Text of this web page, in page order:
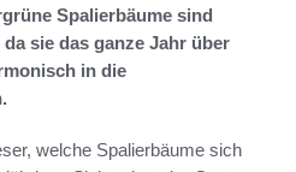
Spalierbäume sind
sie das ganze Jahr über
in die
welche Spalierbäume sich